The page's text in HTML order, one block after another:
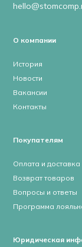
О компании
История
Новости
Вакансии
Контакты
Покупателям
Оплата и доставка
Возврат товаров
Вопросы и ответы
Программа
Юридическая